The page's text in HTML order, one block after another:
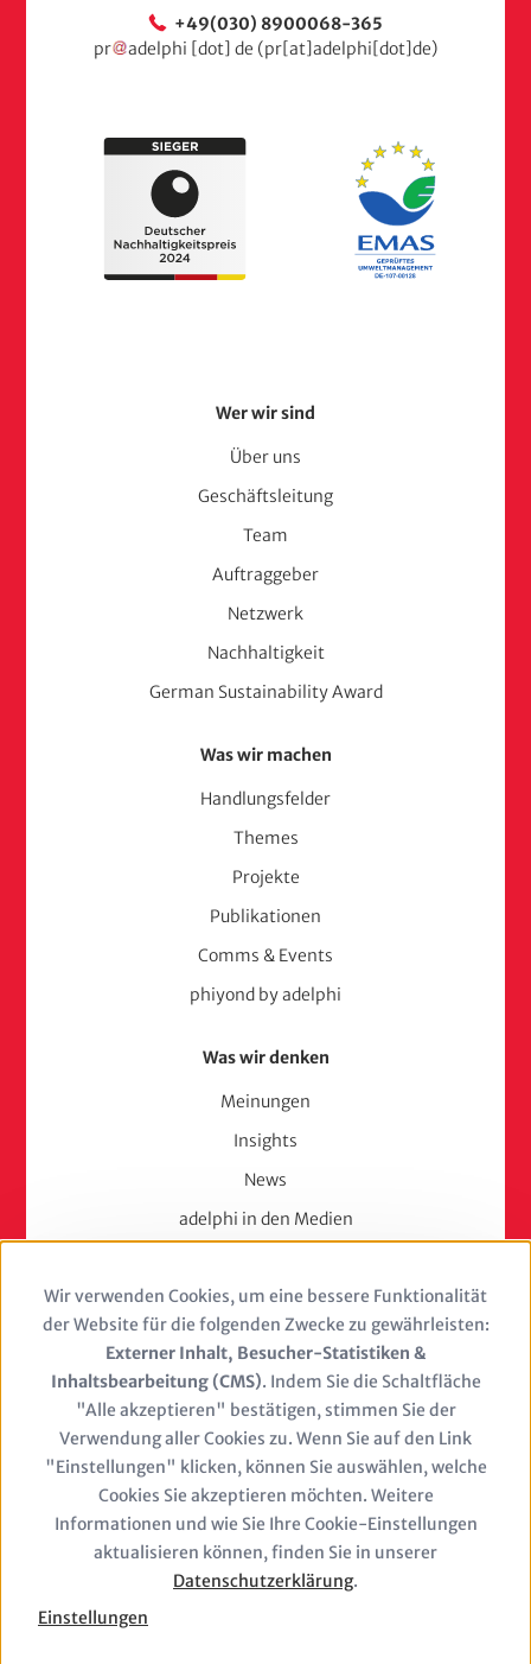
+49(030) 8900068-365
pr
adelphi [dot] de (pr[at]adelphi[dot]de)
Wer wir sind
Über uns
Geschäftsleitung
Team
Auftraggeber
Netzwerk
Nachhaltigkeit
German Sustainability Award
Was wir machen
Handlungsfelder
Themes
Projekte
Publikationen
Comms & Events
phiyond by adelphi
Was wir denken
Meinungen
Insights
News
adelphi in den Medien
Karriere
Berufserfahrene
Berufseinsteiger & Trainees
Studierende
Stellenangebote
Jobs
Use
of
personal
data
and
cookies
Wir verwenden Cookies, um eine bessere Funktionalität
der Website für die folgenden Zwecke zu gewährleisten:
Externer Inhalt, Besucher-Statistiken &
Inhaltsbearbeitung (CMS). Indem Sie die Schaltfläche
"Alle akzeptieren" bestätigen, stimmen Sie der
Verwendung aller Cookies zu. Wenn Sie auf den Link
"Einstellungen" klicken, können Sie auswählen, welche
Cookies Sie akzeptieren möchten. Weitere
Informationen und wie Sie Ihre Cookie-Einstellungen
aktualisieren können, finden Sie in unserer
Datenschutzerklärung.
Einstellungen